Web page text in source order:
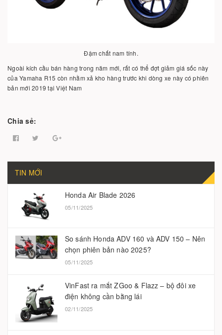
Đậm chất nam tính.
Ngoài kích cầu bán hàng trong năm mới, rất có thể đợt giảm giá sốc này
của Yamaha R15 còn nhằm xả kho hàng trước khi dòng xe này có phiên
bản mới 2019 tại Việt Nam
Chia sẻ:
TIN MỚI
Honda Air Blade 2026
05/11/2025
So sánh Honda ADV 160 và ADV 150 – Nên
chọn phiên bản nào 2025?
05/11/2025
VinFast ra mắt ZGoo & Flazz – bộ đôi xe
điện không cần bằng lái
02/11/2025